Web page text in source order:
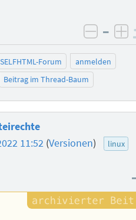
–
SELFHTML-Forum
anmelden
Beitrag im Thread-Baum
11:52 (Versionen)
linux